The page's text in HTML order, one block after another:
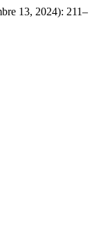
13, 2024): 211–